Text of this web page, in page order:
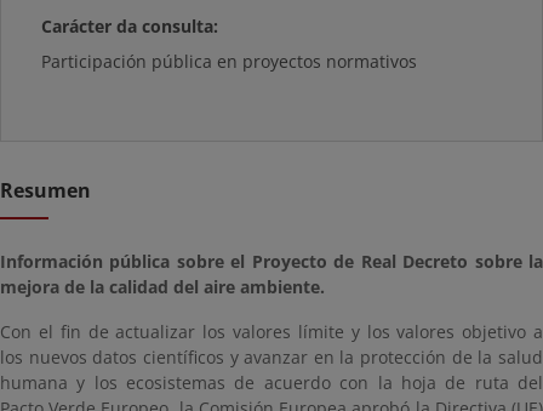
Carácter da consulta:
Participación pública en proyectos normativos
Resumen
Información pública sobre el Proyecto de Real Decreto sobre la
mejora de la calidad del aire ambiente.
Con el fin de actualizar los valores límite y los valores objetivo a
los nuevos datos científicos y avanzar en la protección de la salud
humana y los ecosistemas de acuerdo con la hoja de ruta del